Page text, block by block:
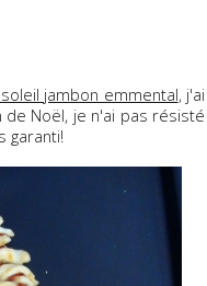
jambon emmental, j'ai
Noël, je n'ai pas résisté
garanti!